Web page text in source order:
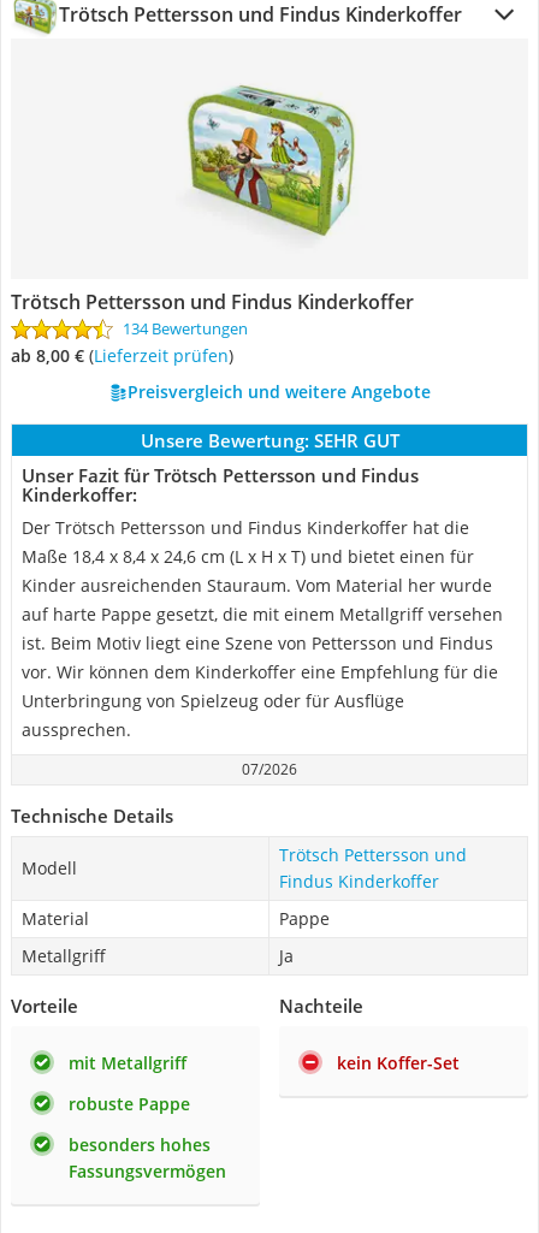
Trötsch Pettersson und Findus Kinderkoffer
Trötsch Pettersson und Findus Kinderkoffer
134 Bewertungen
ab 8,00 € (Lieferzeit prüfen)
Preisvergleich und weitere Angebote
Unsere Bewertung: SEHR GUT
Unser Fazit für Trötsch Pettersson und Findus
Kinderkoffer:
Der Trötsch Pettersson und Findus Kinderkoffer hat die
Maße 18,4 x 8,4 x 24,6 cm (L x H x T) und bietet einen für
Kinder ausreichenden Stauraum. Vom Material her wurde
auf harte Pappe gesetzt, die mit einem Metallgriff versehen
ist. Beim Motiv liegt eine Szene von Pettersson und Findus
vor. Wir können dem Kinderkoffer eine Empfehlung für die
Unterbringung von Spielzeug oder für Ausflüge
aussprechen.
07/2026
Technische Details
Modell
Trötsch Pettersson und
Findus Kinderkoffer
Material
Pappe
Metallgriff
Ja
Vorteile
mit Metallgriff
robuste Pappe
besonders hohes
Fassungsvermögen
Nachteile
kein Koffer-Set